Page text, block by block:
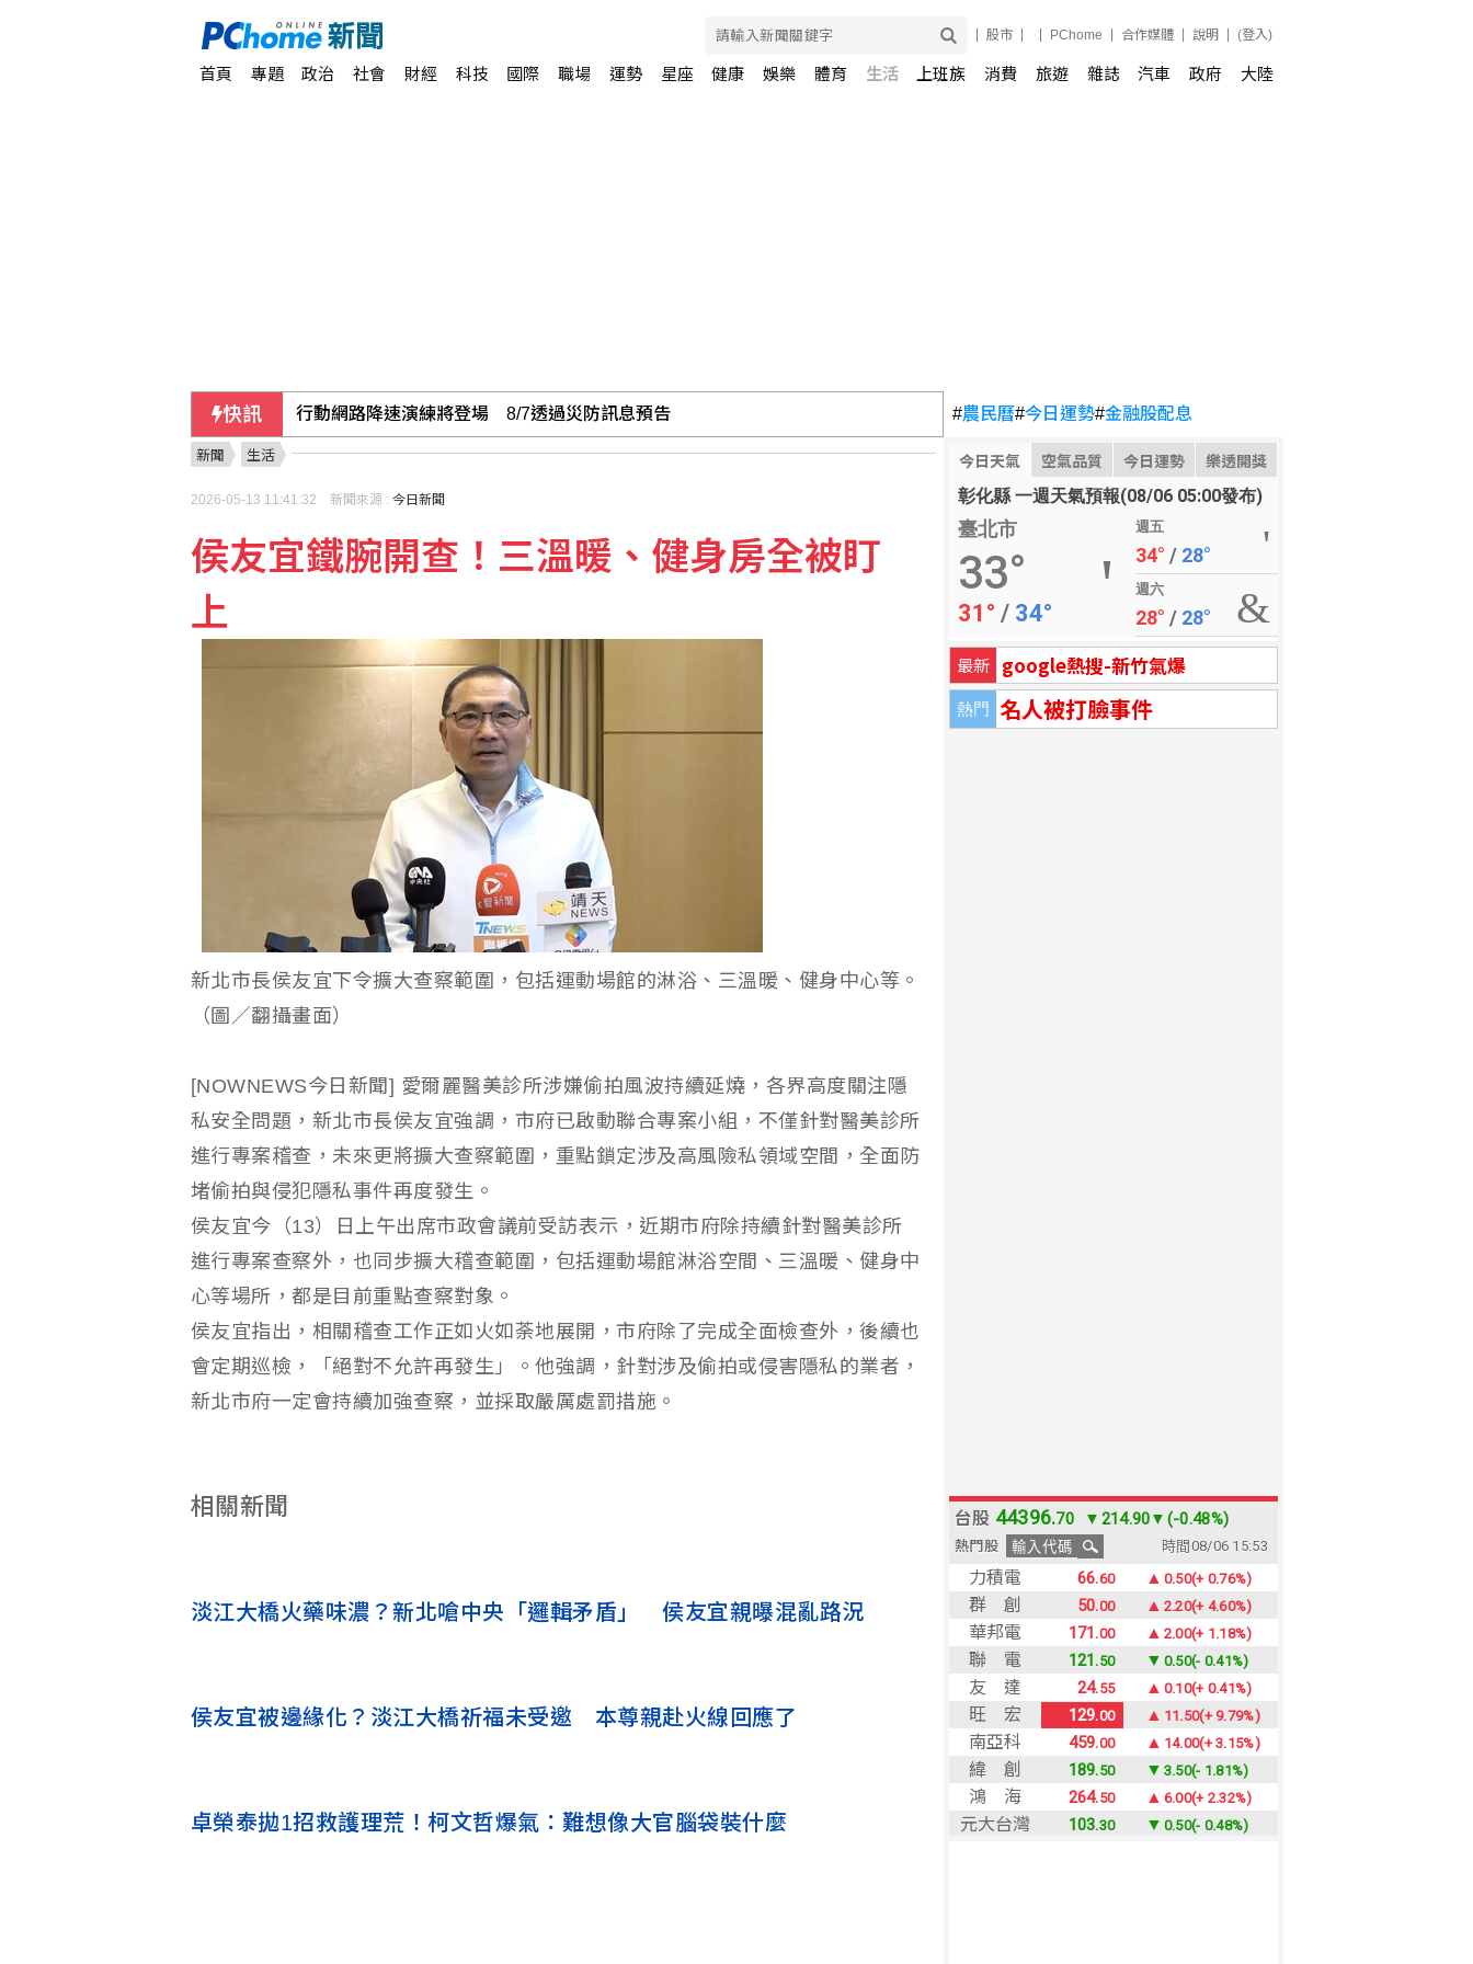
股市 PChome 合作媒體 說明 (登入)
首頁 專題 政治 社會 財經 科技 國際 職場 運勢 星座 健康 娛樂 體育 生活 上班族 消費 旅遊 雜誌 汽車 政府 大陸
快訊 行動網路降速演練將登場 8/7透過災防訊息預告
東元推綠電轉供半導體廠 攻綠電交易
#農民曆#今日運勢#金融股配息
今日天氣 空氣品質 今日運勢 樂透開獎
彰化縣 一週天氣預報(08/06 05:00發布)
臺北市
33°
31° / 34°
週五
34° / 28°
週六
28° / 28°
最新 google熱搜-新竹氣爆
熱門 名人被打臉事件
新聞 生活
2026-05-13 11:41:32 新聞來源 : 今日新聞
侯友宜鐵腕開查！三溫暖、健身房全被盯
上
新北市長侯友宜下令擴大查察範圍，包括運動場館的淋浴、三溫暖、健身中心等。
（圖／翻攝畫面）
[NOWNEWS今日新聞] 愛爾麗醫美診所涉嫌偷拍風波持續延燒，各界高度關注隱
私安全問題，新北市長侯友宜強調，市府已啟動聯合專案小組，不僅針對醫美診所
進行專案稽查，未來更將擴大查察範圍，重點鎖定涉及高風險私領域空間，全面防
堵偷拍與侵犯隱私事件再度發生。
侯友宜今（13）日上午出席市政會議前受訪表示，近期市府除持續針對醫美診所
進行專案查察外，也同步擴大稽查範圍，包括運動場館淋浴空間、三溫暖、健身中
心等場所，都是目前重點查察對象。
侯友宜指出，相關稽查工作正如火如荼地展開，市府除了完成全面檢查外，後續也
會定期巡檢，「絕對不允許再發生」。他強調，針對涉及偷拍或侵害隱私的業者，
新北市府一定會持續加強查察，並採取嚴厲處罰措施。
相關新聞
淡江大橋火藥味濃？新北嗆中央「邏輯矛盾」 侯友宜親曝混亂路況
侯友宜被邊緣化？淡江大橋祈福未受邀 本尊親赴火線回應了
卓榮泰拋1招救護理荒！柯文哲爆氣：難想像大官腦袋裝什麼